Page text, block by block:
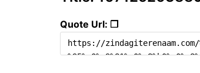
Quote Url: ❐